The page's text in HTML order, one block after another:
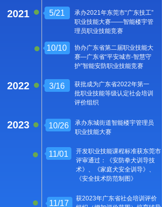
承办东城街道智能楼宇管理员
职业技能大赛
5/21
协办广东省第二届职业技能大
赛—广东省“平安城市-智慧守
护”智能安防职业技能竞赛
11/17
3/16
10/10
2023
获批成为广东省2022年第一
批职业技能等级认定社会培训
评价组织
承办2021年东莞市“广东技工”
职业技能大赛——智能楼宇管
理员职业技能竞赛
2022
2021
11/01
开发职业技能课程标准获东莞市
评审通过：《安防拳犬训导技
术》、《家庭犬安全训导》、
《安全技术防范制图》
10/26
10/26
10/26
10/19
职业技能大赛
获批成为广东省2022年第一
批职业技能等级认定社会培训
获2023年广东省社会培训评
获2023年广东省社会培训评价
获2023年广东省社会培训评价组